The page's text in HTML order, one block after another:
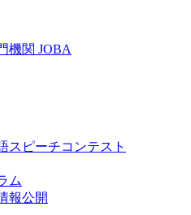
機関 JOBA
スピーチコンテスト
ム
報公開